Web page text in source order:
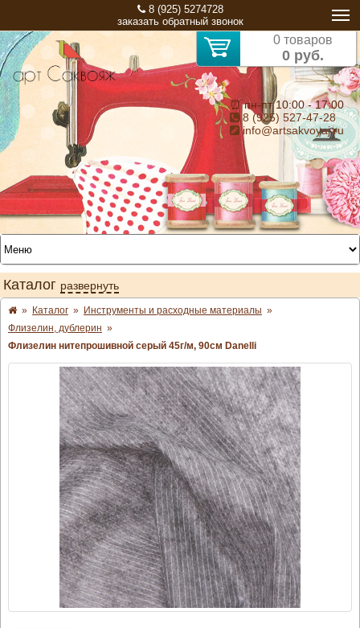
8 (925) 5274728
заказать обратный звонок
0 товаров
0 руб.
⏰ пн-пт 10:00 - 17:00
8 (925) 527-47-28
info@artsakvoyaj.ru
Каталог развернуть
» Каталог » Инструменты и расходные материалы »
Флизелин, дублерин »
Флизелин нитепрошивной серый 45г/м, 90см Danelli